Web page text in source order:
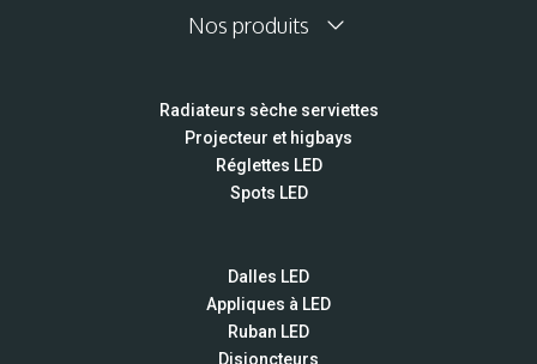
Nos produits
Radiateurs sèche serviettes
Projecteur et higbays
Réglettes LED
Spots LED
Dalles LED
Appliques à LED
Ruban LED
Disjoncteurs